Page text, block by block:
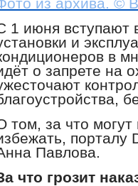
1 июня вступают
и
в
о запрете на
том, за что
порталу
Павлова.
что грозит